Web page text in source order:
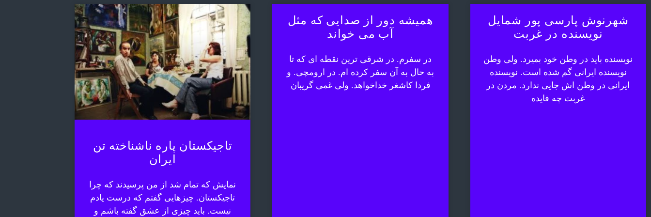
شهرنوش پارسی پور شمایل
نویسنده در غربت
نویسنده باید در وطن خود بمیرد. ولی وطن
نویسنده ایرانی گم شده است. نویسنده
ایرانی در وطن اش جایی ندارد. مردن در
غربت چه فایده
همیشه دور از صدایی که مثل
آب می خواند
در سفرم. در شرقی ترین نقطه ای که تا
به حال به آن سفر کرده ام. در ارومچی. و
فردا کاشغر خداخواهد. ولی غمی گریبان
تاجیکستان پاره ناشناخته تن
ایران
نمایش که تمام شد از من پرسیدند که چرا
تاجیکستان. چیزهایی گفتم که درست یادم
نیست. باید چیزی از عشق گفته باشم و